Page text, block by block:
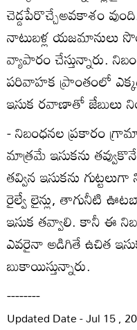
చెడ్డపేరొచ్చేఅవకాశం
నాటుబళ్ల యజమానులు
వ్యాపారం చేస్తున్నారు.
పరివాహక ప్రాంతంలో
ఇసుక రవాణాతో జేబులు
- నిబంధనల ప్రకారం
మాత్రమే ఇసుకను
తవ్విన ఇసుకను
రైల్వే లైన్లు, తాగునీటి
ఇసుక తవ్వాలి. కానీ ఈ
ఎవరైనా అడిగితే ఉచిత
బుకాయిస్తున్నారు.
--------
Updated Date - Jul 15 ,